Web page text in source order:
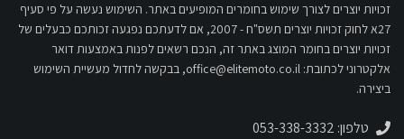
זכויות יוצרים לצורך שימוש בחומרים המופיעים באתר. השימוש נעשה על פי סעיף
27א לחוק זכויות יוצרים תשס"ח - 2007, אם לדעתכם נפגעה זכותכם כבעלים של
זכויות יוצרים בחומר המוצג באתר זה, הנכם רשאים לפנות באמצעות דואר
אלקטרוני לכתובת: office@elitemoto.co.il, בבקשה לחדול מעשיית השימוש
ביצירה.
טלפון: 053-338-3332